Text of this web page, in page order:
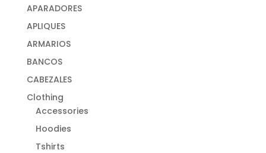
APARADORES
APLIQUES
ARMARIOS
BANCOS
CABEZALES
Clothing
Accessories
Hoodies
Tshirts